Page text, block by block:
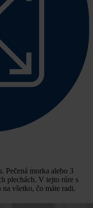
Pečená morka alebo 3
plechách. V tejto rúre s
všetko, čo máte radi.